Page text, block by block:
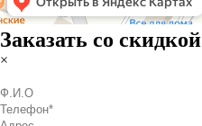
Заказать со скидкой
×